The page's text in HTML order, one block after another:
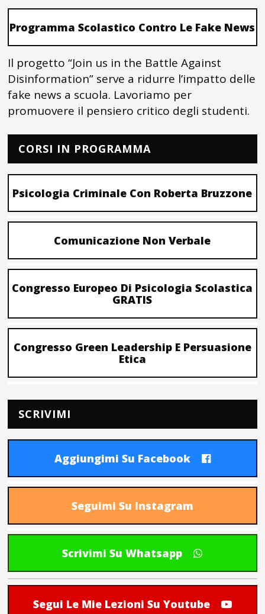
Programma Scolastico Contro Le Fake News
Il progetto “Join us in the Battle Against
Disinformation” serve a ridurre l’impatto delle
fake news a scuola. Lavoriamo per
promuovere il pensiero critico degli studenti.
CORSI IN PROGRAMMA
Psicologia Criminale Con Roberta Bruzzone
Comunicazione Non Verbale
Congresso Europeo Di Psicologia Scolastica
GRATIS
Congresso Green Leadership E Persuasione
Etica
SCRIVIMI
Aggiungimi Su Facebook
Seguimi Su Instagram
Scrivimi Su Whatsapp
Segui Le Mie Lezioni Su Youtube